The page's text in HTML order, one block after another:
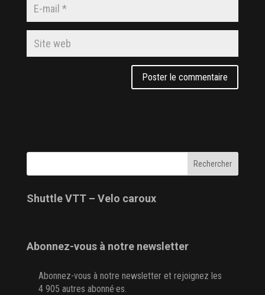
Shuttle VTT – Velo caroux
Abonnez-vous à notre newsletter
Abonnez-vous à notre newsletter et rejoignez les
4 905 autres abonné·es.